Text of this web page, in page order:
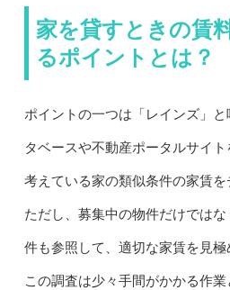
家を貸すときの賃
るポイントとは？
ポイントの一つは「レインズ」
タベースや不動産ポータルサイ
考えている家の類似条件の家賃を
ただし、募集中の物件だけでは
件も参照して、適切な家賃を見極
この調査は少々手間がかかる作